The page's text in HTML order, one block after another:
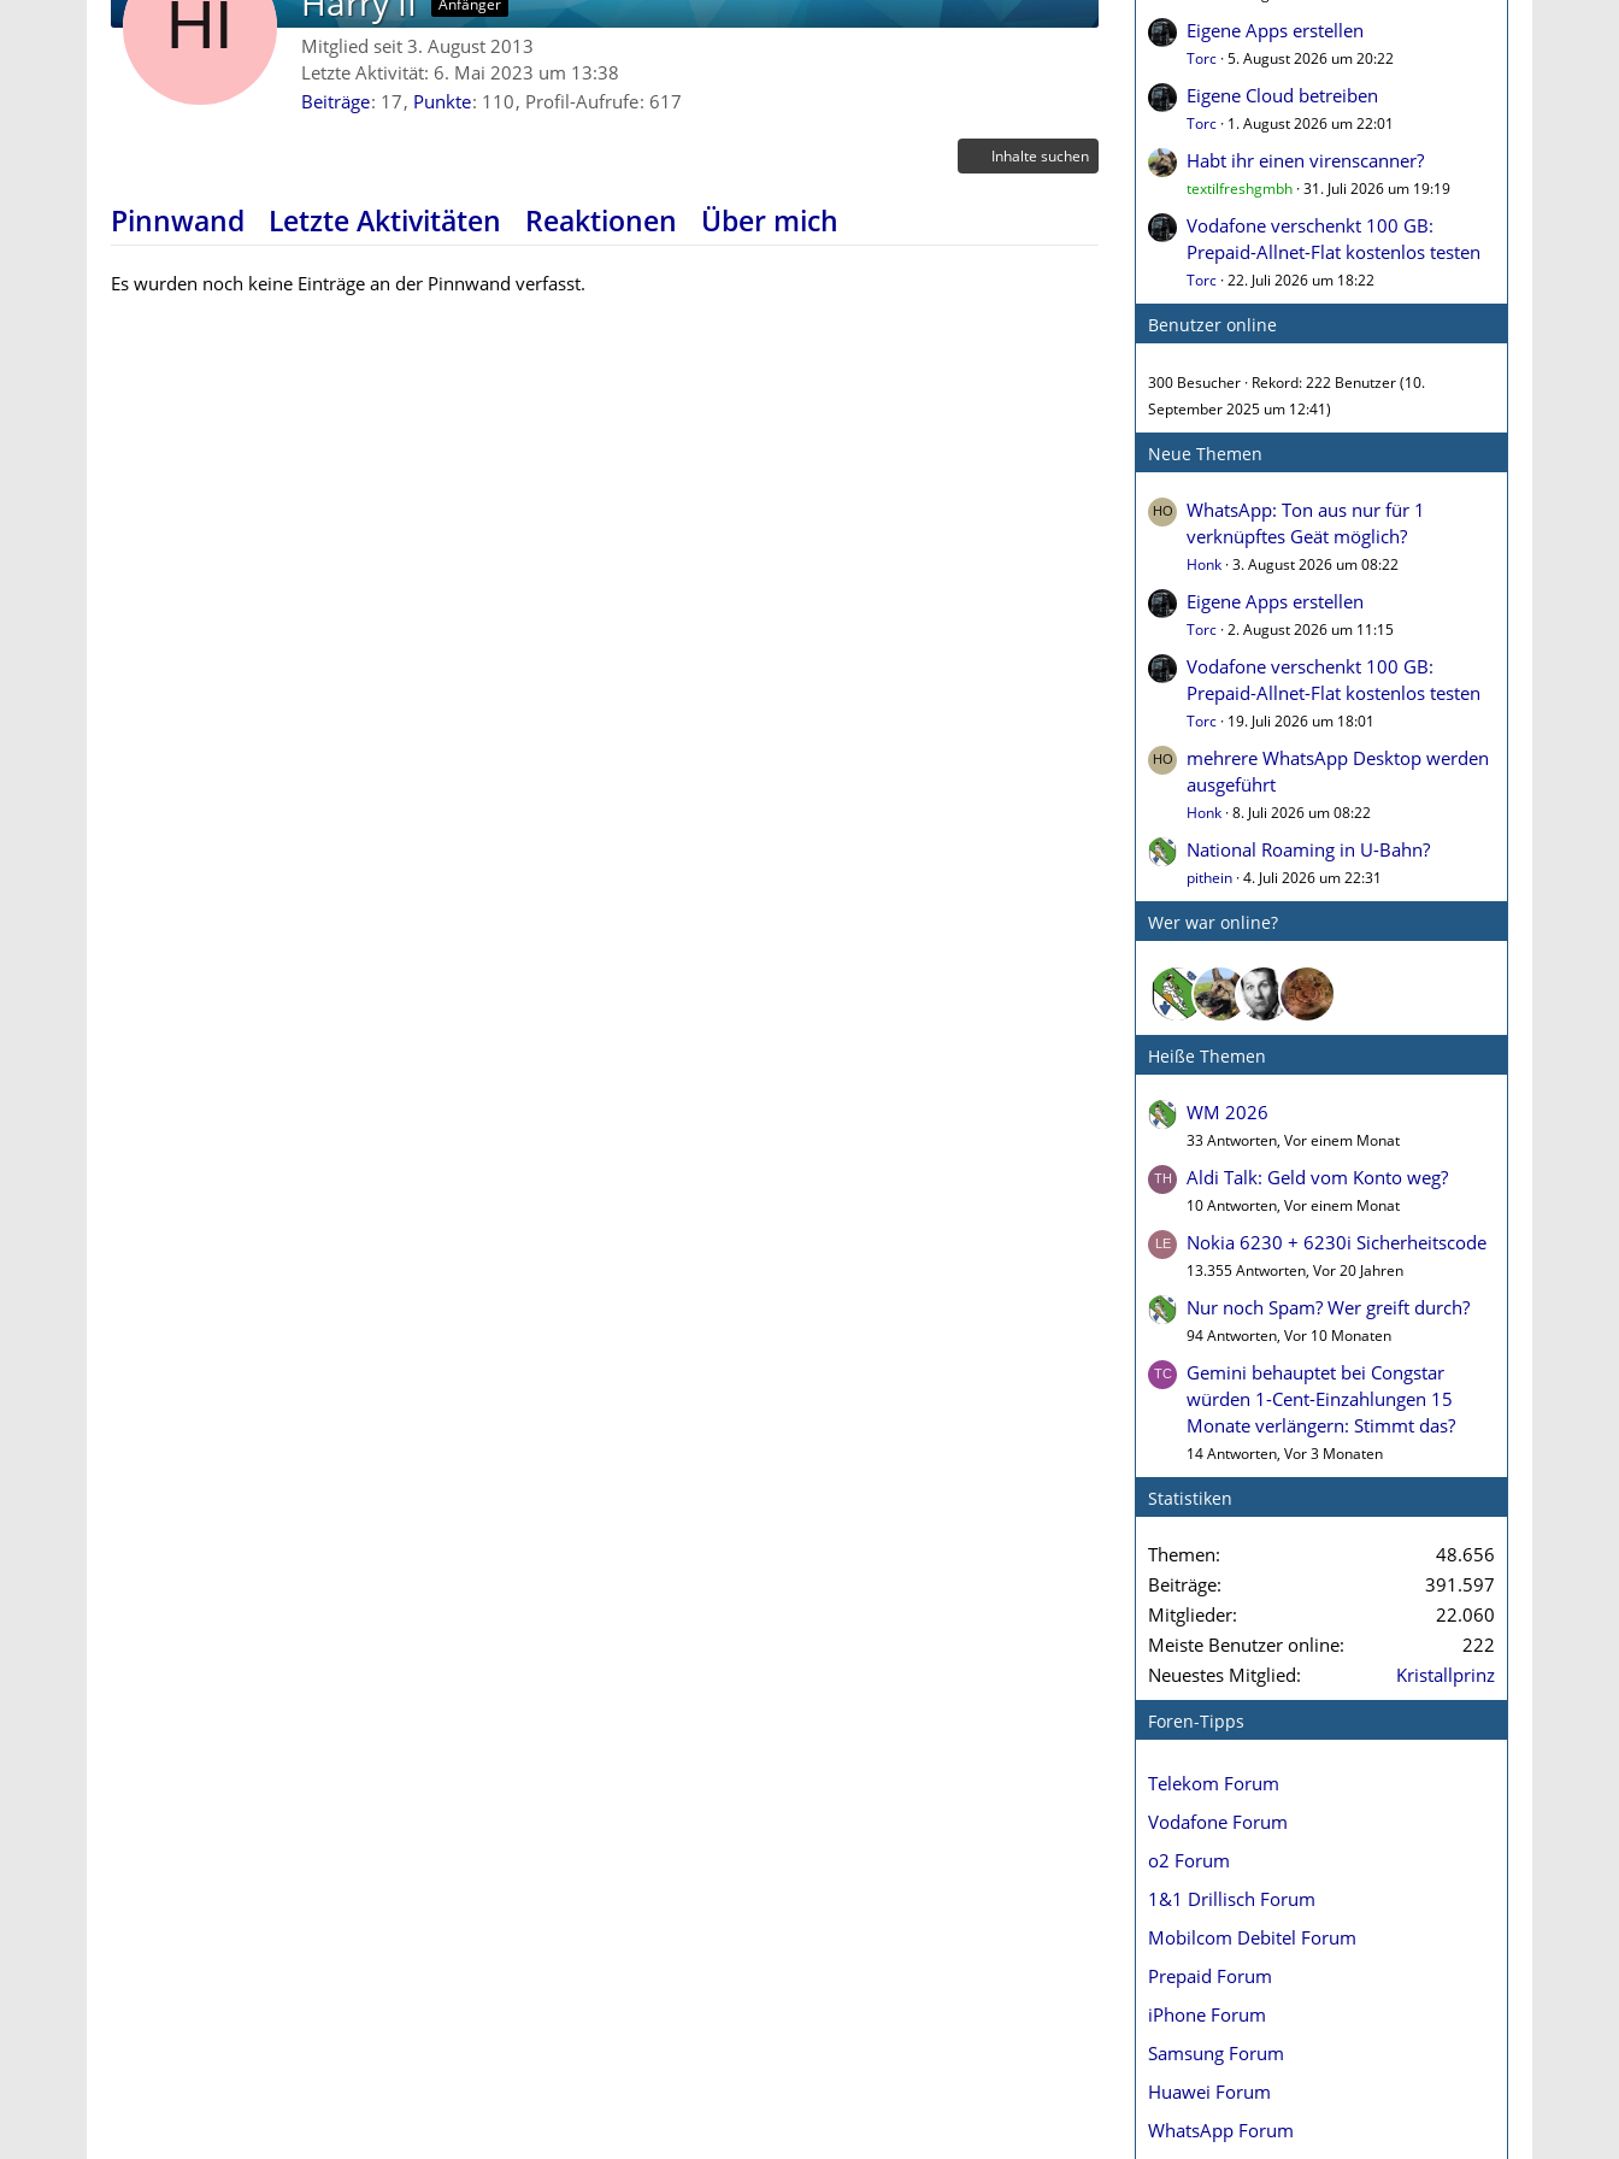
Anfänger
Mitglied seit 3. August 2013
Letzte Aktivität: 6. Mai 2023 um 13:38
Beiträge 17 Punkte 110 Profil-Aufrufe 617
Inhalte suchen
Pinnwand Letzte Aktivitäten Reaktionen Über mich
Es wurden noch keine Einträge an der Pinnwand verfasst.
Eigene Apps erstellen
Torc 5. August 2026 um 20:22
Eigene Cloud betreiben
Torc 1. August 2026 um 22:01
Habt ihr einen virenscanner?
textilfreshgmbh 31. Juli 2026 um 19:19
Vodafone verschenkt 100 GB:
Prepaid-Allnet-Flat kostenlos testen
Torc 22. Juli 2026 um 18:22
Benutzer online
300 Besucher Rekord: 222 Benutzer (10.
September 2025 um 12:41)
Neue Themen
WhatsApp: Ton aus nur für 1
verknüpftes Geät möglich?
Honk 3. August 2026 um 08:22
Eigene Apps erstellen
Torc 2. August 2026 um 11:15
Vodafone verschenkt 100 GB:
Prepaid-Allnet-Flat kostenlos testen
Torc 19. Juli 2026 um 18:01
mehrere WhatsApp Desktop werden
ausgeführt
Honk 8. Juli 2026 um 08:22
National Roaming in U-Bahn?
pithein 4. Juli 2026 um 22:31
Wer war online?
Heiße Themen
WM 2026
33 Antworten, Vor einem Monat
Aldi Talk: Geld vom Konto weg?
10 Antworten, Vor einem Monat
Nokia 6230 + 6230i Sicherheitscode
13.355 Antworten, Vor 20 Jahren
Nur noch Spam? Wer greift durch?
94 Antworten, Vor 10 Monaten
Gemini behauptet bei Congstar
würden 1-Cent-Einzahlungen 15
Monate verlängern: Stimmt das?
14 Antworten, Vor 3 Monaten
Statistiken
Themen
48.656
Beiträge
391.597
Mitglieder
22.060
Meiste Benutzer online
222
Neuestes Mitglied
Kristallprinz
Foren-Tipps
Telekom Forum
Vodafone Forum
o2 Forum
1&1 Drillisch Forum
Mobilcom Debitel Forum
Prepaid Forum
iPhone Forum
Samsung Forum
Huawei Forum
WhatsApp Forum